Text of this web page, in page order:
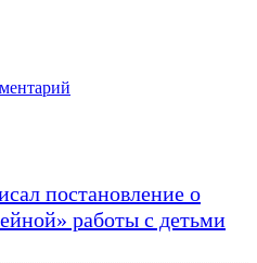
постановление о
работы с детьми